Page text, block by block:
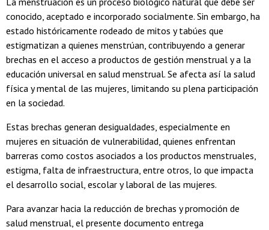
conocido, aceptado e incorporado socialmente. Sin embargo, ha
estado históricamente rodeado de mitos y tabúes que
estigmatizan a quienes menstrúan, contribuyendo a generar
brechas en el acceso a productos de gestión menstrual y a la
educación universal en salud menstrual. Se afecta así la salud
física y mental de las mujeres, limitando su plena participación
en la sociedad.
Estas brechas generan desigualdades, especialmente en
mujeres en situación de vulnerabilidad, quienes enfrentan
barreras como costos asociados a los productos menstruales,
estigma, falta de infraestructura, entre otros, lo que impacta
el desarrollo social, escolar y laboral de las mujeres.
Para avanzar hacia la reducción de brechas y promoción de
salud menstrual, el presente documento entrega